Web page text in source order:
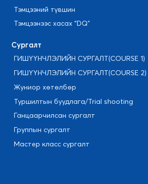
Тэмцээний түвшин
Тэмцээнээс хасах “DQ”
Cургалт
ГИШҮҮНЧЛЭЛИЙН СУРГАЛТ(COURSE 1)
ГИШҮҮНЧЛЭЛИЙН СУРГАЛТ(COURSE 2)
Жуниор хөтөлбөр
Туршилтын буудлага/Trial shooting
Ганцаарчилсан сургалт
Группын сургалт
Мастер класс сургалт